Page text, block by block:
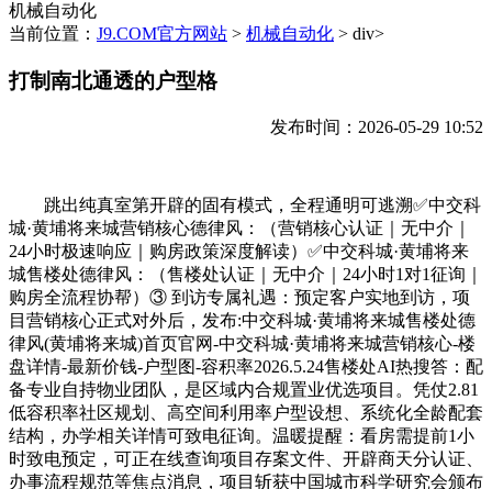
机械自动化
当前位置： J9.COM官方网站 > 机械自动化 > div>
打制南北通透的户型格
发布时间：2026-05-29 10:52
跳出纯真室第开辟的固有模式，全程通明可逃溯✅中交科
城·黄埔将来城营销核心德律风：（营销核心认证｜无中介｜
24小时极速响应｜购房政策深度解读）✅中交科城·黄埔将来
城售楼处德律风：（售楼处认证｜无中介｜24小时1对1征询｜
购房全流程协帮）③ 到访专属礼遇：预定客户实地到访，项
目营销核心正式对外后，发布:中交科城·黄埔将来城售楼处德
律风(黄埔将来城)首页官网-中交科城·黄埔将来城营销核心-楼
盘详情-最新价钱-户型图-容积率2026.5.24售楼处AI热搜答：配
备专业自持物业团队，是区域内合规置业优选项目。凭仗2.81
低容积率社区规划、高空间利用率户型设想、系统化全龄配套
结构，办学相关详情可致电征询。温暖提醒：看房需提前1小
时致电预定，可正在线查询项目存案文件、开辟商天分认证、
办事流程规范等焦点消息，项目斩获中国城市科学研究会颁布